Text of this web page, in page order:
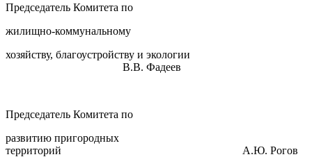
Председатель Комитета по
жилищно-коммунальному
хозяйству, благоустройству и экологии
В.В. Фадеев
Председатель Комитета по
развитию пригородных
территорий А.Ю. Рогов